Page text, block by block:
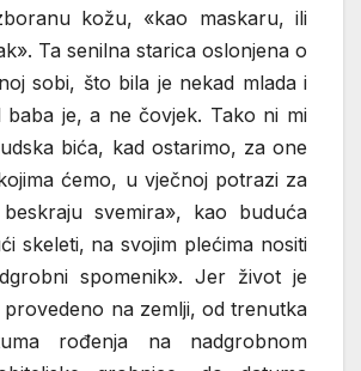
kožu, «kao maskaru, ili
Ta senilna starica oslonjena o
sobi, što bila je nekad mlada i
baba je, a ne čovjek. Tako ni mi
bića, kad ostarimo, za one
ćemo, u vječnoj potrazi za
svemira», kao buduća
skeleti, na svojim plećima nositi
spomenik». Jer život je
provedeno na zemlji, od trenutka
rođenja na nadgrobnom